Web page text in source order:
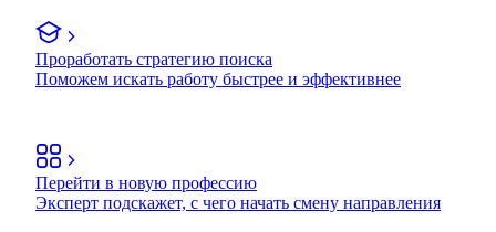
Проработать стратегию поиска
Поможем искать работу быстрее и эффективнее
Перейти в новую профессию
Эксперт подскажет, с чего начать смену направления